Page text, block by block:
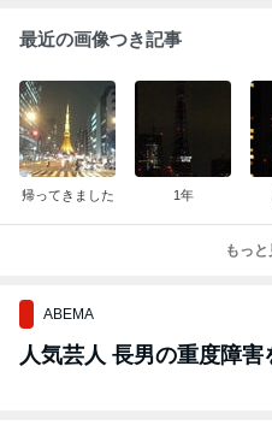
最近の画像つき記事
帰ってきました 1年
もっと
ABEMA
人気芸人 長男の重度障害